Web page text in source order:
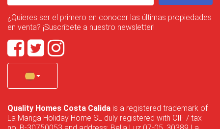
¿Quieres ser el primero en conocer las últimas propiedades
en venta? ¡Suscríbete a nuestro newsletter!
Quality Homes Costa Calida is a registered trademark of
La Manga Holiday Home SL duly registered with CIF / tax